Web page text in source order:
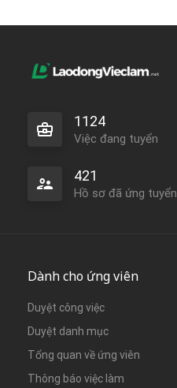
1124
Việc đang tuyển
421
Hồ sơ đã ứng tuyển
Dành cho ứng viên
Duyệt công việc
Duyệt danh mục
Tổng quan về ứng viên
Thông báo việc làm